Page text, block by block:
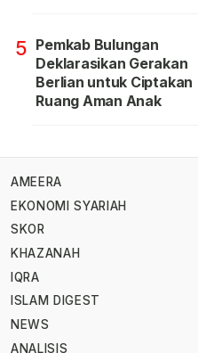
5 Pemkab Bulungan
Deklarasikan Gerakan
Berlian untuk Ciptakan
Ruang Aman Anak
AMEERA
EKONOMI SYARIAH
SKOR
KHAZANAH
IQRA
ISLAM DIGEST
NEWS
ANALISIS